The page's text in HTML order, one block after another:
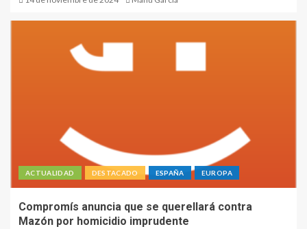
ACTUALIDAD DESTACADO ESPAÑA EUROPA
Compromís anuncia que se querellará contra
Mazón por homicidio imprudente